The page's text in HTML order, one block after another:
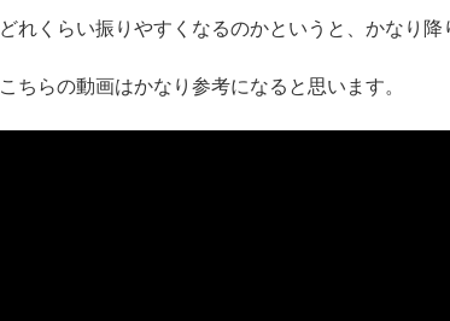
どれくらい振りやすくなるのかというと、かなり降
こちらの動画はかなり参考になると思います。